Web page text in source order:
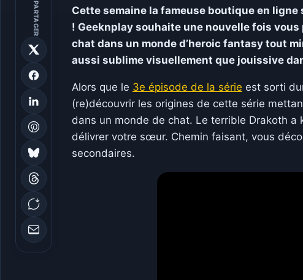
PARTAGER
Cette semaine la fameuse boutique en
! Geeknplay souhaite une nouvelle fois
chat dans un monde d’heroic fantasy tout
aussi sublime visuellement que jouissive
Alors que le 3e épisode de la série est sorti
(re)découvrir les origines de cette série
dans un monde de chat. Le terrible Drakoth
délivrer votre sœur. Chemin faisant, vous
secondaires.